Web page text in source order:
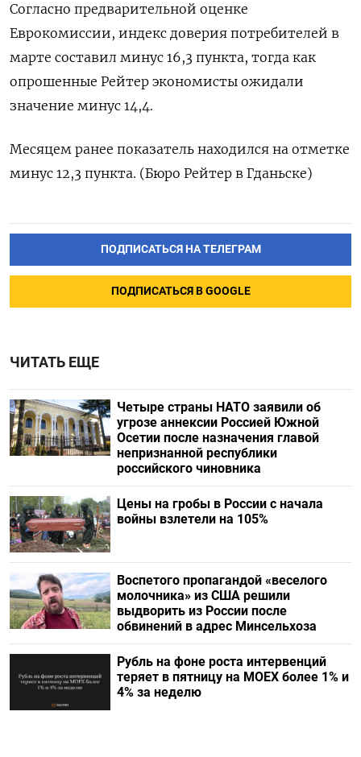
Согласно ‌предварительной оценке
Еврокомиссии, ​индекс ‌доверия потребителей ​в
марте ‌составил минус 16,3 ​пункта, ​тогда ‌как
опрошенные Рейтер ​экономисты ожидали
значение минус 14,4.
Месяцем ранее ​показатель ⁠находился на ‌отметке
‌минус 12,3 пункта. (Бюро ​Рейтер в ‌Гданьске)
ПОДПИСАТЬСЯ НА ТЕЛЕГРАМ
ПОДПИСАТЬСЯ В GOOGLE
ЧИТАТЬ ЕЩЕ
Четыре страны НАТО заявили об
угрозе аннексии Россией Южной
Осетии после назначения главой
непризнанной республики
российского чиновника
Цены на гробы в России с начала
войны взлетели на 105%
Воспетого пропагандой «веселого
молочника» из США решили
выдворить из России после
обвинений в адрес Минсельхоза
Рубль на фоне роста интервенций
теряет в пятницу на МОЕХ более 1% и
4% за неделю